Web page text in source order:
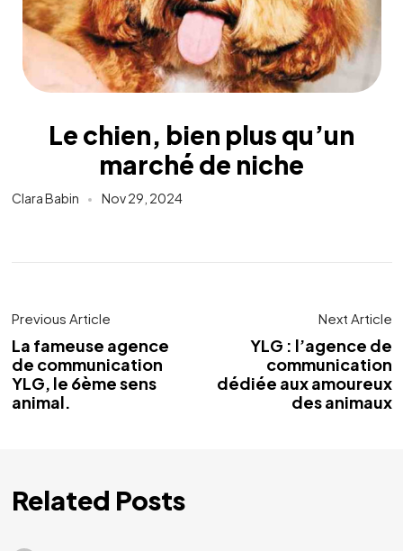
Le chien, bien plus qu’un
marché de niche
Clara Babin Nov 29, 2024
Previous Article
La fameuse agence
de communication
YLG, le 6ème sens
animal.
Next Article
YLG : l’agence de
communication
dédiée aux amoureux
des animaux
Related Posts